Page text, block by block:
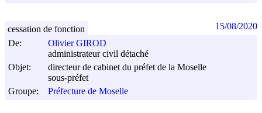
De:
Olivier GIROD
administrateur civil détaché
Objet:
directeur de cabinet du préfet de la Moselle
sous-préfet
Groupe:
Préfecture de Moselle
cessation de fonction 15/08/2020